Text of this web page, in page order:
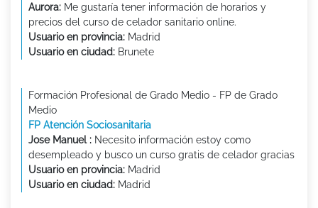
Aurora: Me gustaría tener información de horarios y
precios del curso de celador sanitario online.
Usuario en provincia: Madrid
Usuario en ciudad: Brunete
Formación Profesional de Grado Medio - FP de Grado
Medio
FP Atención Sociosanitaria
Jose Manuel : Necesito información estoy como
desempleado y busco un curso gratis de celador gracias
Usuario en provincia: Madrid
Usuario en ciudad: Madrid